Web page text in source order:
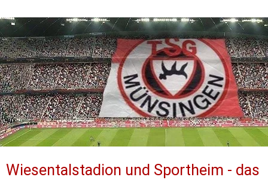
Wiesentalstadion und Sportheim - das